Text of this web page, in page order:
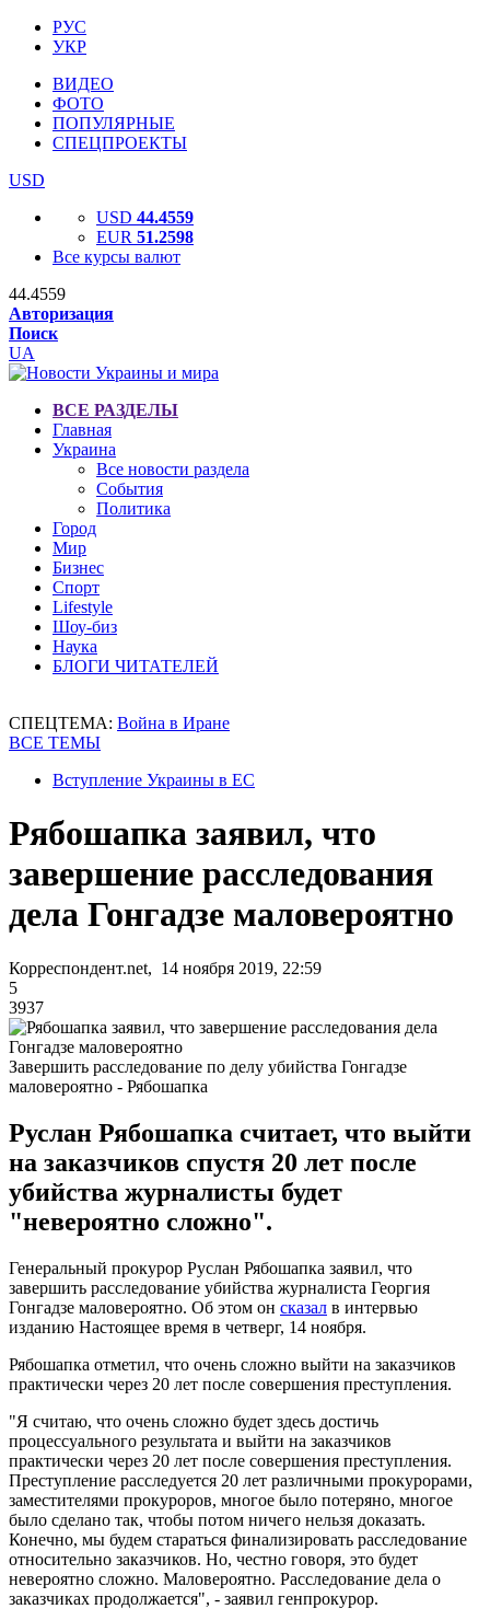
РУС
УКР
ВИДЕО
ФОТО
ПОПУЛЯРНЫЕ
СПЕЦПРОЕКТЫ
USD
USD 44.4559
EUR 51.2598
Все курсы валют
44.4559
Авторизация
Поиск
UA
ВСЕ РАЗДЕЛЫ
Главная
Украина
Все новости раздела
События
Политика
Город
Мир
Бизнес
Спорт
Lifestyle
Шоу-биз
Наука
БЛОГИ ЧИТАТЕЛЕЙ
СПЕЦТЕМА: Война в Иране
ВСЕ ТЕМЫ
Вступление Украины в ЕС
Рябошапка заявил, что
завершение расследования
дела Гонгадзе маловероятно
Корреспондент.net, 14 ноября 2019, 22:59
5
3937
Завершить расследование по делу убийства Гонгадзе
маловероятно - Рябошапка
Руслан Рябошапка считает, что выйти
на заказчиков спустя 20 лет после
убийства журналисты будет
"невероятно сложно".
Генеральный прокурор Руслан Рябошапка заявил, что
завершить расследование убийства журналиста Георгия
Гонгадзе маловероятно. Об этом он сказал в интервью
изданию Настоящее время в четверг, 14 ноября.
Рябошапка отметил, что очень сложно выйти на заказчиков
практически через 20 лет после совершения преступления.
"Я считаю, что очень сложно будет здесь достичь
процессуального результата и выйти на заказчиков
практически через 20 лет после совершения преступления.
Преступление расследуется 20 лет различными прокурорами,
заместителями прокуроров, многое было потеряно, многое
было сделано так, чтобы потом ничего нельзя доказать.
Конечно, мы будем стараться финализировать расследование
относительно заказчиков. Но, честно говоря, это будет
невероятно сложно. Маловероятно. Расследование дела о
заказчиках продолжается", - заявил генпрокурор.